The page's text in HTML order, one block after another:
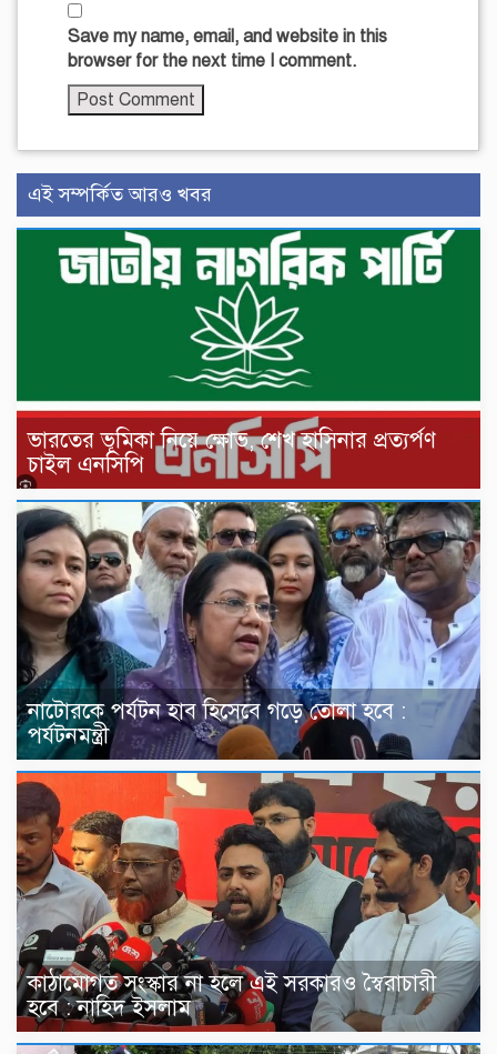
Save my name, email, and website in this
browser for the next time I comment.
এই সম্পর্কিত আরও খবর
ভারতের ভূমিকা নিয়ে ক্ষোভ, শেখ হাসিনার প্রত্যর্পণ
চাইল এনসিপি
নাটোরকে পর্যটন হাব হিসেবে গড়ে তোলা হবে :
পর্যটনমন্ত্রী
কাঠামোগত সংস্কার না হলে এই সরকারও স্বৈরাচারী
হবে : নাহিদ ইসলাম